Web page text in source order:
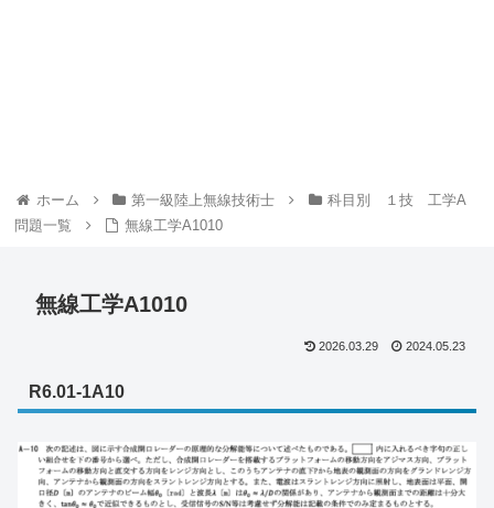
ホーム 第一級陸上無線技術士
科目別 １技 工学A
問題一覧
無線工学A1010
無線工学A1010
2026.03.29 2024.05.23
R6.01-1A10